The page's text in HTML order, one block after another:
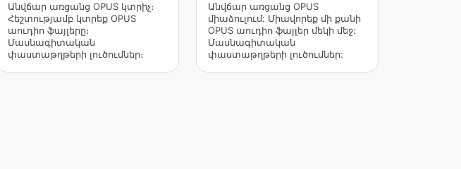
Անվճար առցանց OPUS կտրիչ։
Հեշտությամբ կտրեք OPUS
աուդիո ֆայլերը։
Մասնագիտական
փաստաթղթերի լուծումներ։
Անվճար առցանց OPUS
միաձուլում: Միավորեք մի քանի
OPUS աուդիո ֆայլեր մեկի մեջ:
Մասնագիտական
փաստաթղթերի լուծումներ: